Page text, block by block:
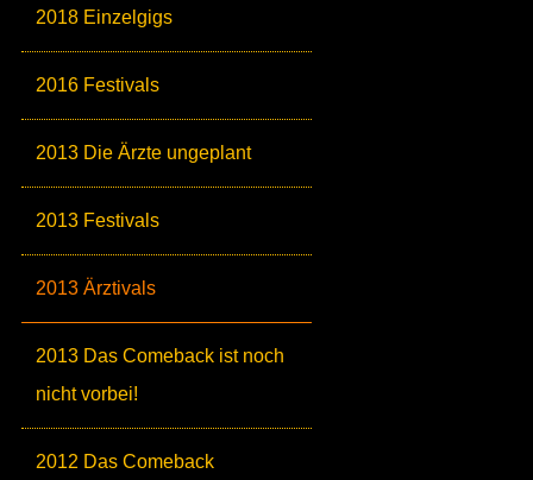
2018 Einzelgigs
2016 Festivals
2013 Die Ärzte ungeplant
2013 Festivals
2013 Ärztivals
2013 Das Comeback ist noch
nicht vorbei!
2012 Das Comeback